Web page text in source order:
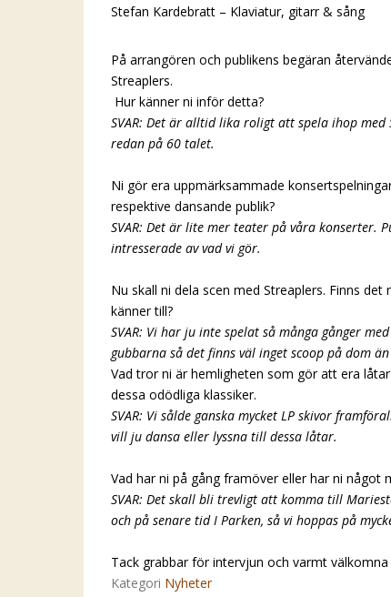
Stefan Kardebratt – Klaviatur, gitarr & sång
På arrangören och publikens begäran
Streaplers.
Hur känner ni inför detta?
SVAR: Det är alltid lika roligt att spela ihop
redan på 60 talet.
Ni gör era uppmärksammade
respektive dansande publik?
SVAR: Det är lite mer teater på våra konserter.
intresserade av vad vi gör.
Nu skall ni dela scen med Streaplers. Finns
känner till?
SVAR: Vi har ju inte spelat så många gånger
gubbarna så det finns väl inget scoop på dom än
Vad tror ni är hemligheten som gör att era
dessa odödliga klassiker.
SVAR: Vi sålde ganska mycket LP skivor
vill ju dansa eller lyssna till dessa låtar.
Vad har ni på gång framöver eller har ni något
SVAR: Det skall bli trevligt att komma till
och på senare tid I Parken, så vi hoppas på
Tack grabbar för intervjun och varmt
Kategori Nyheter